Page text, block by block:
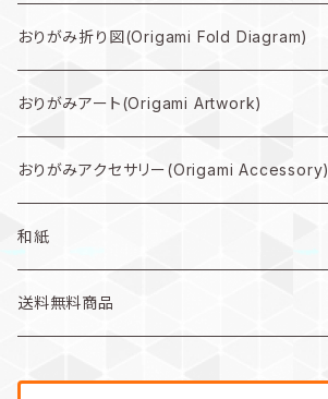
大型作品プラン
中型作品プラン
小型作品プラン
おりがみ折り図(Origami Fold Diagram)
折り図PDF(PDF Download)
折り図キット(with material)
おりがみアート(Origami Artwork)
壁掛け(Wall hanging artwork)
色紙(art)
うちわ(Paper fan)
おりがみアクセサリー(Origami Accessory)
ピアス(earring)
イヤリング(clip-on earrings)
和紙
和紙
送料無料商品